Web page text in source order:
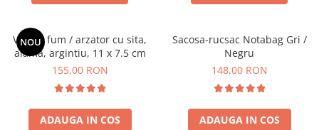
NOU
Vas de fum / arzator cu sita,
alama, argintiu, 11 x 7.5 cm
155,00 RON
ADAUGA IN COS
Sacosa-rucsac Notabag Gri /
Negru
148,00 RON
ADAUGA IN COS